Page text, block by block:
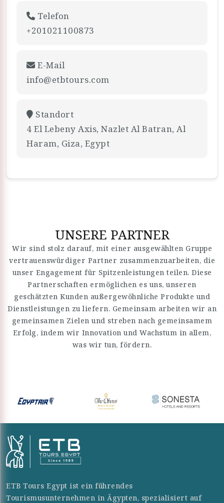
Telefon
+201021100873
E-Mail
info@etbtours.com
Standort
4 El Lebeny Axis, Nazlet Al Batran, Al
Haram, Giza, Egypt
UNSERE PARTNER
Wir sind stolz darauf, mit einer ausgewählten Gruppe
vertrauenswürdiger Partner zusammenzuarbeiten, die
unser Engagement für Spitzenleistungen teilen. Diese
Partnerschaften ermöglichen es uns, unseren
geschätzten Kunden außergewöhnliche Produkte und
Dienstleistungen zu liefern. Gemeinsam arbeiten wir an
gemeinsamen Zielen und streben nach gemeinsamem
Erfolg, indem wir Innovation und Wachstum in allem,
was wir tun, fördern.
ETB Tours Egypt ist ein führendes
Tourismusunternehmen in Ägypten, spezialisiert auf